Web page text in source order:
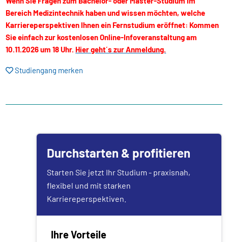
Bereich Medizintechnik haben und wissen möchten, welche
Karriereperspektiven Ihnen ein Fernstudium eröffnet: Kommen
Sie einfach zur kostenlosen Online-Infoveranstaltung am
10.11.2026 um 18 Uhr. Hier geht´s zur Anmeldung.
Studiengang merken
Durchstarten & profitieren
Starten Sie jetzt Ihr Studium - praxisnah,
flexibel und mit starken
Karriereperspektiven.
Ihre Vorteile